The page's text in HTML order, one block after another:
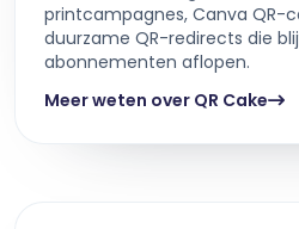
printcampagnes, Canva QR-
duurzame QR-redirects die
abonnementen aflopen.
Meer weten over QR Cake